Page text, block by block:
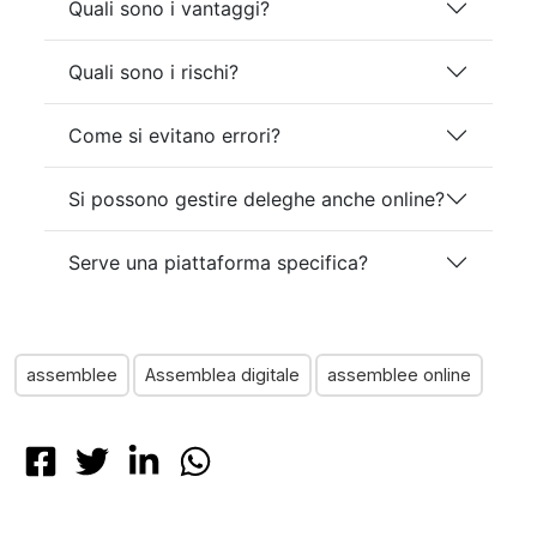
pubblicità e social media, i quali potrebbero
combinarle con altre informazioni che hai fornito loro
o che hanno raccolto dal tuo utilizzo dei loro servizi.
Quali sono i vantaggi?
Quali sono i rischi?
Come si evitano errori?
Si possono gestire deleghe anche online?
Serve una piattaforma specifica?
assemblee Assemblea digitale assemblee online